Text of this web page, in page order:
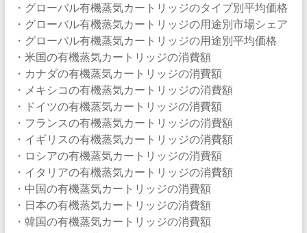
・グローバル有機蒸気カートリッジのタイプ別平均価格
・グローバル有機蒸気カートリッジの用途別市場シェア
・グローバル有機蒸気カートリッジの用途別平均価格
・米国の有機蒸気カートリッジの消費額
・カナダの有機蒸気カートリッジの消費額
・メキシコの有機蒸気カートリッジの消費額
・ドイツの有機蒸気カートリッジの消費額
・フランスの有機蒸気カートリッジの消費額
・イギリスの有機蒸気カートリッジの消費額
・ロシアの有機蒸気カートリッジの消費額
・イタリアの有機蒸気カートリッジの消費額
・中国の有機蒸気カートリッジの消費額
・日本の有機蒸気カートリッジの消費額
・韓国の有機蒸気カートリッジの消費額